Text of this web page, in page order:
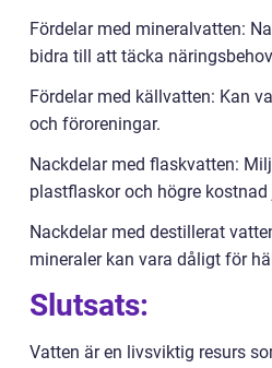
Fördelar med mineralvatten:
bidra till att täcka
Fördelar med källvatten: Kan
och föroreningar.
Nackdelar med flaskvatten:
plastflaskor och högre
Nackdelar med destillerat
mineraler kan vara dåligt för
Slutsats:
Vatten är en livsviktig resurs